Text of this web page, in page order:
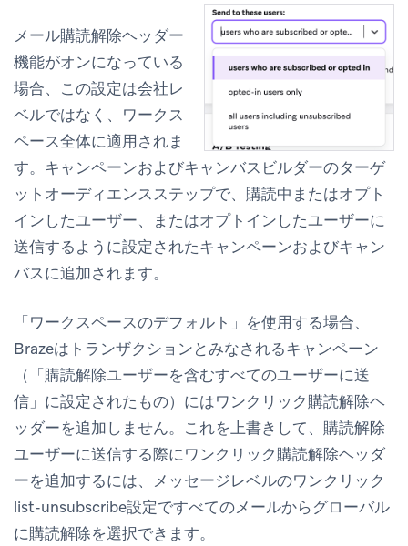
メール購読解除ヘッダー
機能がオンになっている
場合、この設定は会社レ
ベルではなく、ワークス
ペース全体に適用されま
す。キャンペーンおよびキャンバスビルダーのターゲ
ットオーディエンスステップで、購読中またはオプト
インしたユーザー、またはオプトインしたユーザーに
送信するように設定されたキャンペーンおよびキャン
バスに追加されます。
「ワークスペースのデフォルト」を使用する場合、
Brazeはトランザクションとみなされるキャンペーン
（「購読解除ユーザーを含むすべてのユーザーに送
信」に設定されたもの）にはワンクリック購読解除ヘ
ッダーを追加しません。これを上書きして、購読解除
ユーザーに送信する際にワンクリック購読解除ヘッダ
ーを追加するには、メッセージレベルのワンクリック
list-unsubscribe設定ですべてのメールからグローバル
に購読解除を選択できます。